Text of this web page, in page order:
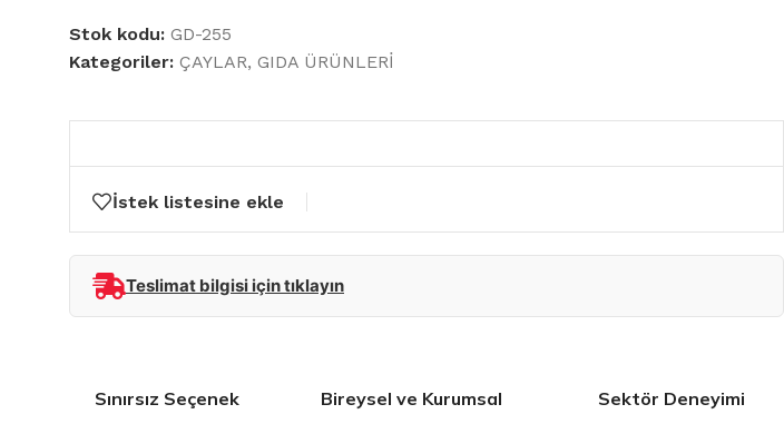
Stok kodu: GD-255
Kategoriler: ÇAYLAR, GIDA ÜRÜNLERİ
İstek listesine ekle
Teslimat bilgisi için tıklayın
Sınırsız Seçenek Bireysel ve Kurumsal Sektör Deneyimi